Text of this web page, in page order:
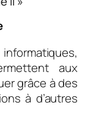
aux
grâce à des
à d’autres